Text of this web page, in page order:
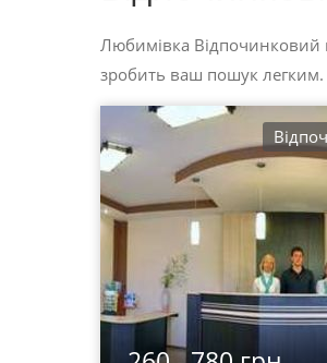
Любимівка Відпочинковий
зробить ваш пошук легким.